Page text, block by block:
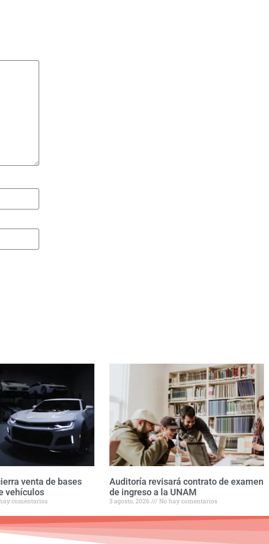
venta de bases
vehículos
comentarios
Auditoría revisará contrato de examen
de ingreso a la UNAM
3 agosto, 2026 No hay comentarios